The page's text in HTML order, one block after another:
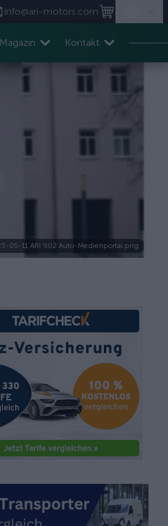
info@ari-motors.com
Magazin Kontakt
05-11 ARI 902 Auto-Medienportal.png